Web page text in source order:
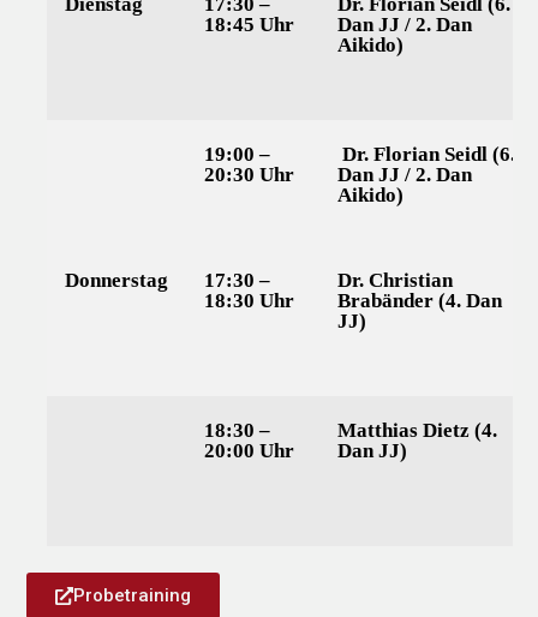
18:45 Uhr
Dan JJ / 2. Dan
Aikido)
19:00 –
20:30 Uhr
Dr. Florian Seidl (6.
Dan JJ / 2. Dan
Aikido)
Donnerstag
17:30 –
18:30 Uhr
Dr. Christian
Brabänder (4. Dan
JJ)
18:30 –
20:00 Uhr
Matthias Dietz (4.
Dan JJ)
Probetraining